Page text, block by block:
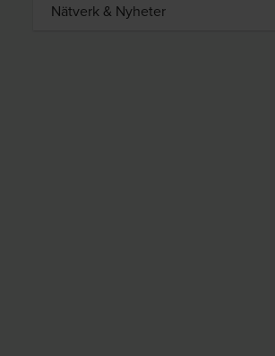
Nätverk & Nyheter